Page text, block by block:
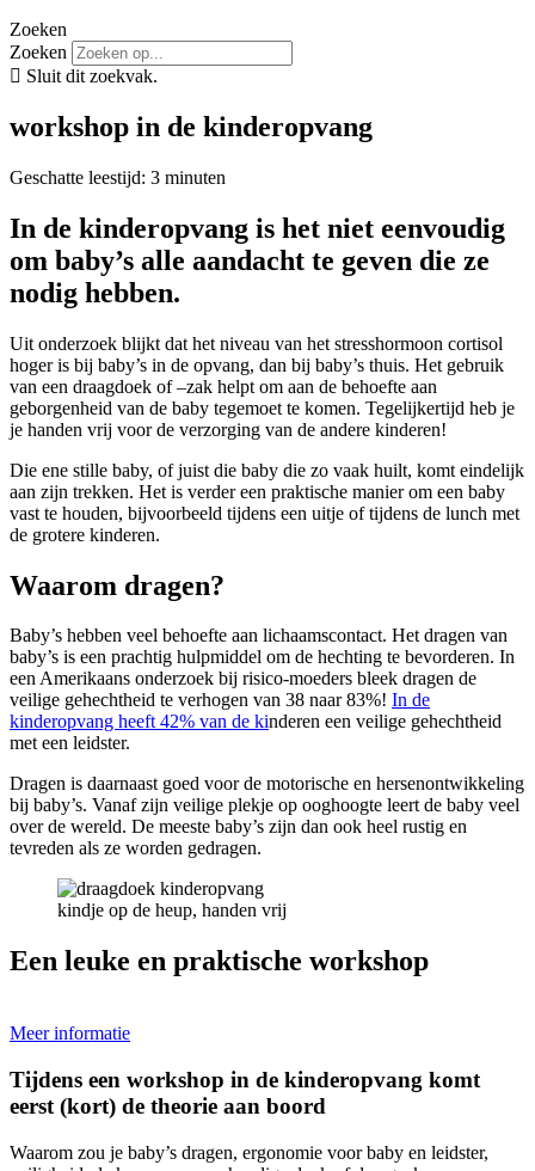
Zoeken
Zoeken
Sluit dit zoekvak.
workshop in de kinderopvang
Geschatte leestijd: 3 minuten
In de kinderopvang is het niet eenvoudig
om baby’s alle aandacht te geven die ze
nodig hebben.
Uit onderzoek blijkt dat het niveau van het stresshormoon cortisol
hoger is bij baby’s in de opvang, dan bij baby’s thuis. Het gebruik
van een draagdoek of –zak helpt om aan de behoefte aan
geborgenheid van de baby tegemoet te komen. Tegelijkertijd heb je
je handen vrij voor de verzorging van de andere kinderen!
Die ene stille baby, of juist die baby die zo vaak huilt, komt eindelijk
aan zijn trekken. Het is verder een praktische manier om een baby
vast te houden, bijvoorbeeld tijdens een uitje of tijdens de lunch met
de grotere kinderen.
Waarom dragen?
Baby’s hebben veel behoefte aan lichaamscontact. Het dragen van
baby’s is een prachtig hulpmiddel om de hechting te bevorderen. In
een Amerikaans onderzoek bij risico-moeders bleek dragen de
veilige gehechtheid te verhogen van 38 naar 83%! In de
kinderopvang heeft 42% van de kinderen een veilige gehechtheid
met een leidster.
Dragen is daarnaast goed voor de motorische en hersenontwikkeling
bij baby’s. Vanaf zijn veilige plekje op ooghoogte leert de baby veel
over de wereld. De meeste baby’s zijn dan ook heel rustig en
tevreden als ze worden gedragen.
kindje op de heup, handen vrij
Een leuke en praktische workshop
Meer informatie
Tijdens een workshop in de kinderopvang komt
eerst (kort) de theorie aan boord
Waarom zou je baby’s dragen, ergonomie voor baby en leidster,